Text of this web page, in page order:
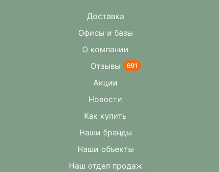
Доставка
Офисы и базы
О компании
Отзывы
691
Акции
Новости
Как купить
Наши бренды
Наши объекты
Наш отдел продаж